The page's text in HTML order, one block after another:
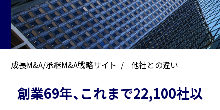
成長M&A/承継M&A戦略サイト 他社との違い
創業69年、これまで22,100社以